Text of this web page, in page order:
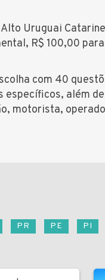
Uruguai
R$ 100,00
com 40
específicos, além de
motorista,
PR PE PI